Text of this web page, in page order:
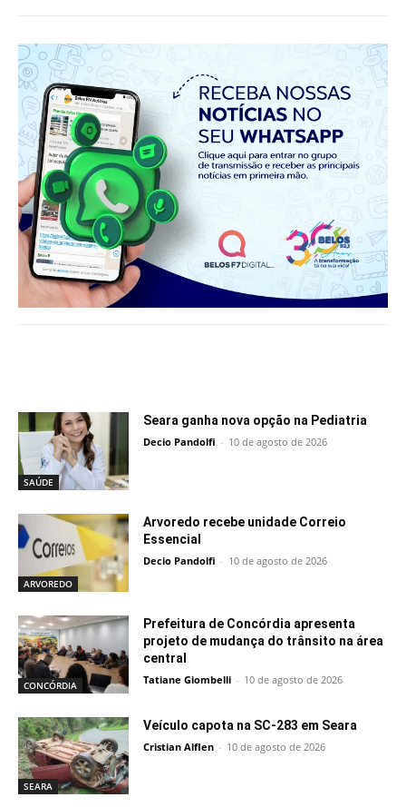
SAÚDE
Seara ganha nova opção na Pediatria
Decio Pandolfi - 10 de agosto de 2026
ARVOREDO
Arvoredo recebe unidade Correio
Essencial
Decio Pandolfi - 10 de agosto de 2026
CONCÓRDIA
Prefeitura de Concórdia apresenta
projeto de mudança do trânsito na área
central
Tatiane Giombelli - 10 de agosto de 2026
SEARA
Veículo capota na SC-283 em Seara
Cristian Alflen - 10 de agosto de 2026